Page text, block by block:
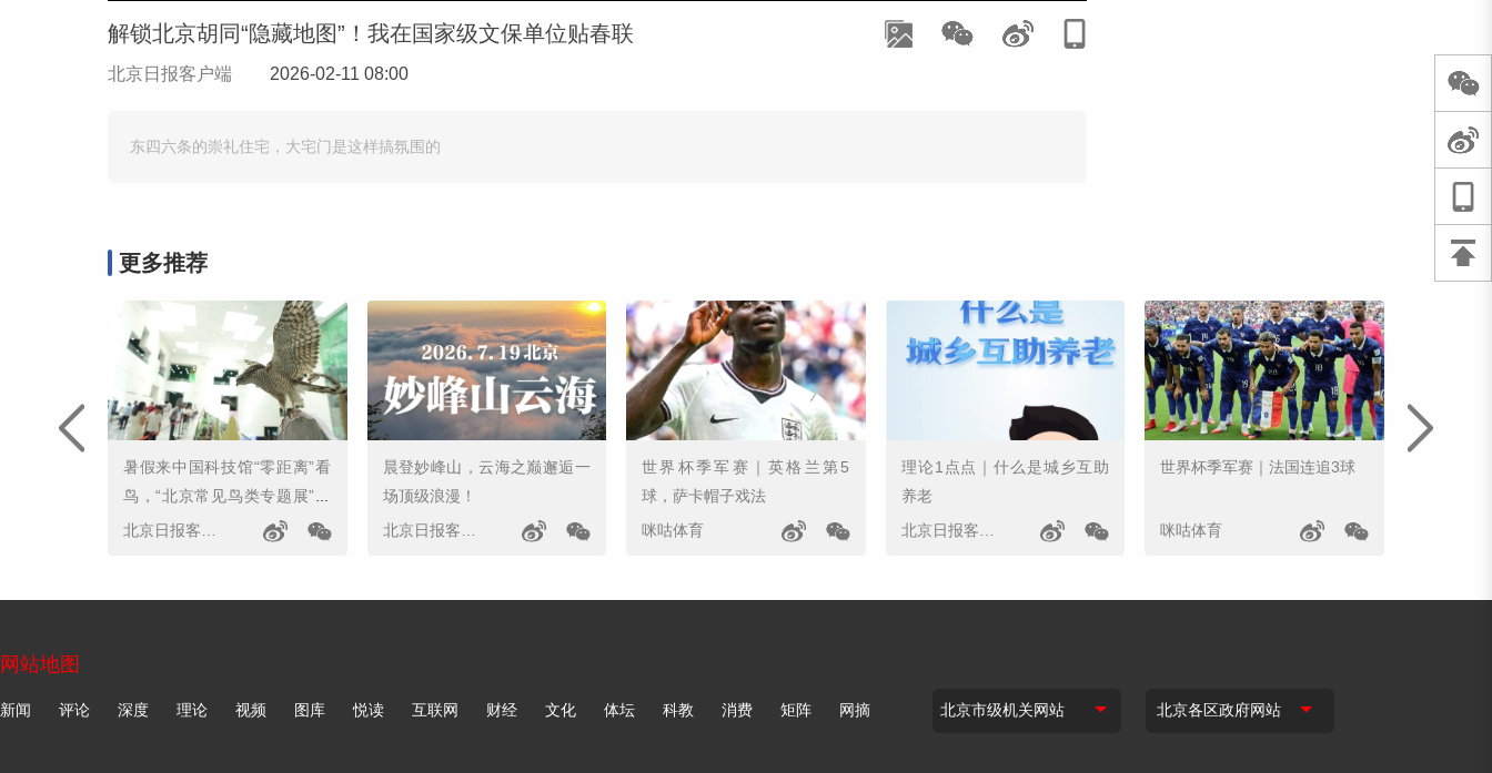
解锁北京胡同“隐藏地图”！我在国家级文保单位贴春联
北京日报客户端 2026-02-11 08:00
东四六条的崇礼住宅，大宅门是这样搞氛围的
更多推荐
暑假来中国科技馆“零距离”看
鸟，“北京常见鸟类专题展”开
幕
晨登妙峰山，云海之巅邂逅一
场顶级浪漫！
世界杯季军赛｜英格兰第5
球，萨卡帽子戏法
咪咕体育
理论1点点｜什么是城乡互助
养老
世界杯季军赛｜法国连追3球
咪咕体育
网站地图
新闻 评论 深度 理论 视频 图库 悦读 互联网 财经 文化 体坛 科教 消费 矩阵 网摘